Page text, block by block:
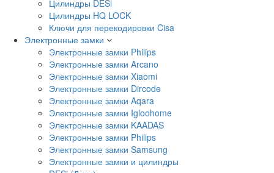
Цилиндры DESi
Цилиндры HQ LOCK
Ключи для перекодировки Cisa
Электронные замки
Электронные замки Philips
Электронные замки Arcano
Электронные замки Xiaomi
Электронные замки Dircode
Электронные замки Aqara
Электронные замки Igloohome
Электронные замки KAADAS
Электронные замки Philips
Электронные замки Samsung
Электронные замки и цилиндры